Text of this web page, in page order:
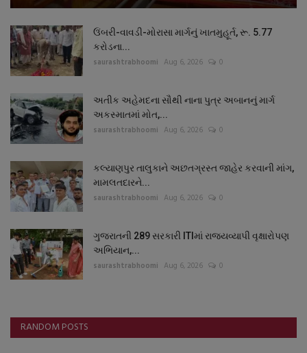
ઉંબરી-વાવડી-મોરાસા માર્ગનું ખાતમુહૂર્ત, રૂ. 5.77
કરોડના...
saurashtrabhoomi Aug 6, 2026 0
અતીક અહેમદના સૌથી નાના પુત્ર અબાનનું માર્ગ
અકસ્માતમાં મોત,...
saurashtrabhoomi Aug 6, 2026 0
કલ્યાણપુર તાલુકાને અછતગ્રસ્ત જાહેર કરવાની માંગ,
મામલતદારને...
saurashtrabhoomi Aug 6, 2026 0
ગુજરાતની 289 સરકારી ITIમાં રાજ્યવ્યાપી વૃક્ષારોપણ
અભિયાન,...
saurashtrabhoomi Aug 6, 2026 0
RANDOM POSTS